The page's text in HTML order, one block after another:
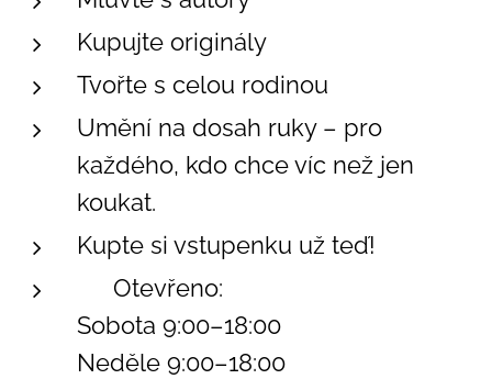
Kupujte originály
Tvořte s celou rodinou
Umění na dosah ruky – pro
každého, kdo chce víc než jen
koukat.
Kupte si vstupenku už teď!
🕘 Otevřeno:
Sobota 9:00–18:00
Neděle 9:00–18:00